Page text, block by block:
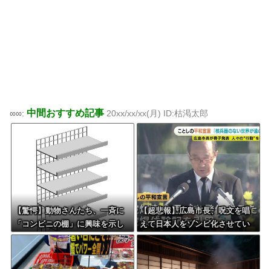
∞∞: 中間おすすめ記事 20xx/xx/xx(月) ID:枯渇太郎
【驚愕】動物さんたち、一斉に
「コンビニの棚」に興味を示し
始める・・・
【超悲報】広島市長、呪文を唱
えて日本人をゾンビ化させてい
ると非難されてしまう